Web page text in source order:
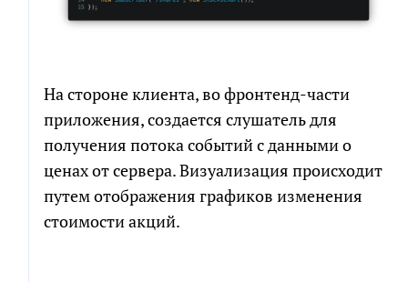
На стороне клиента, во фронтенд-части
приложения, создается слушатель для
получения потока событий с данными о
ценах от сервера. Визуализация происходит
путем отображения графиков изменения
стоимости акций.